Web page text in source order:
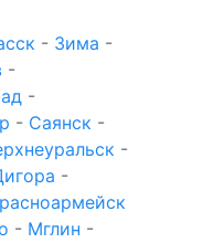
- Зима -
-
-
- Саянск -
-
-
- Мглин -